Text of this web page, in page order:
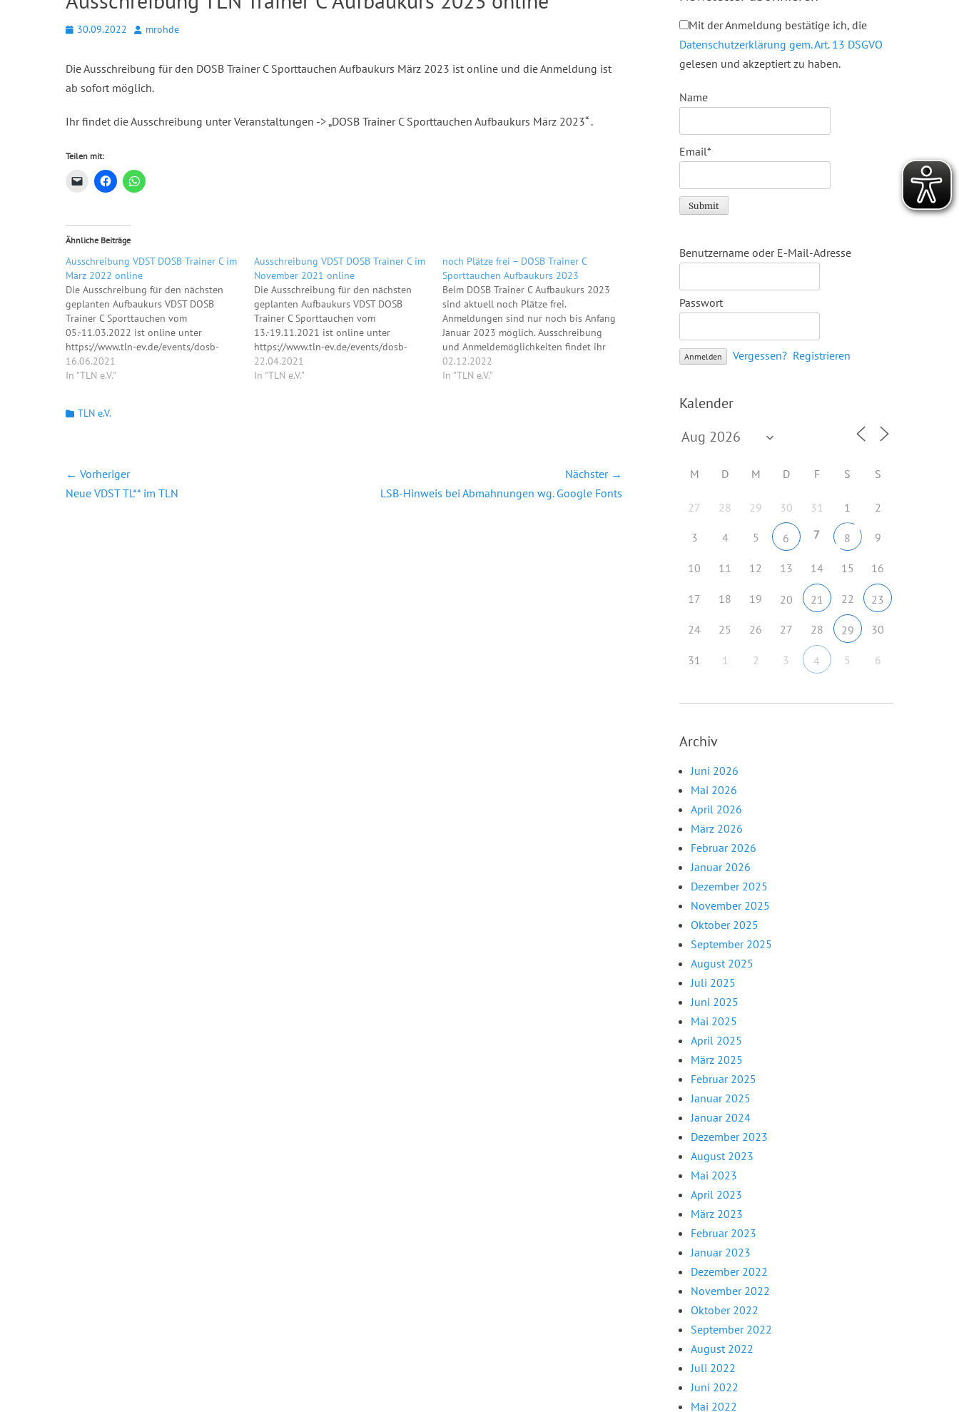
Posted
30.09.2022 Autormrohde
Die Ausschreibung für den DOSB Trainer C Sporttauchen Aufbaukurs März 2023 ist online und die Anmeldung ist
ab sofort möglich.
Ihr findet die Ausschreibung unter Veranstaltungen -> „DOSB Trainer C Sporttauchen Aufbaukurs März 2023“ .
Teilen mit:
Ähnliche Beiträge
Ausschreibung VDST DOSB Trainer C im
März 2022 online
Die Ausschreibung für den nächsten
geplanten Aufbaukurs VDST DOSB
Trainer C Sporttauchen vom
05.-11.03.2022 ist online unter
https://www.tln-ev.de/events/dosb-
trainer-c-sporttauchen-aufbaukurs-
maerz-2022/ zu finden. Anmeldungen
16.06.2021
In "TLN e.V."
Ausschreibung VDST DOSB Trainer C im
November 2021 online
Die Ausschreibung für den nächsten
geplanten Aufbaukurs VDST DOSB
Trainer C Sporttauchen vom
13.-19.11.2021 ist online unter
https://www.tln-ev.de/events/dosb-
trainer-c-sporttauchen-aufbaukurs-
november-2021/ zu finden. Die
22.04.2021
In "TLN e.V."
noch Plätze frei – DOSB Trainer C
Sporttauchen Aufbaukurs 2023
Beim DOSB Trainer C Aufbaukurs 2023
sind aktuell noch Plätze frei.
Anmeldungen sind nur noch bis Anfang
Januar 2023 möglich. Ausschreibung
und Anmeldemöglichkeiten findet ihr
unter: "https://www.tln-
ev.de/events/dosb-trainer-c-
02.12.2022
In "TLN e.V."
Kategorien
TLN e.V.
Beitragsnavigation
← Vorheriger
Vorheriger
Neue VDST TL** im TLN
Nächster →
NächsterLSB-Hinweis bei Abmahnungen wg. Google Fonts
Mit der Anmeldung bestätige ich, die
Datenschutzerklärung gem. Art. 13 DSGVO
gelesen und akzeptiert zu haben.
Name
Email*
Benutzername oder E-Mail-Adresse
Passwort
Vergessen? Registrieren
Kalender
M D M D F S S
27 28 29 30 31 1 2
3 4 5 6 7 8 9
10 11 12 13 14 15 16
17 18 19 20 21 22 23
24 25 26 27 28 29 30
31 1 2 3 4 5 6
Archiv
Juni 2026
Mai 2026
April 2026
März 2026
Februar 2026
Januar 2026
Dezember 2025
November 2025
Oktober 2025
September 2025
August 2025
Juli 2025
Juni 2025
Mai 2025
April 2025
März 2025
Februar 2025
Januar 2025
Januar 2024
Dezember 2023
August 2023
Mai 2023
April 2023
März 2023
Februar 2023
Januar 2023
Dezember 2022
November 2022
Oktober 2022
September 2022
August 2022
Juli 2022
Juni 2022
Mai 2022